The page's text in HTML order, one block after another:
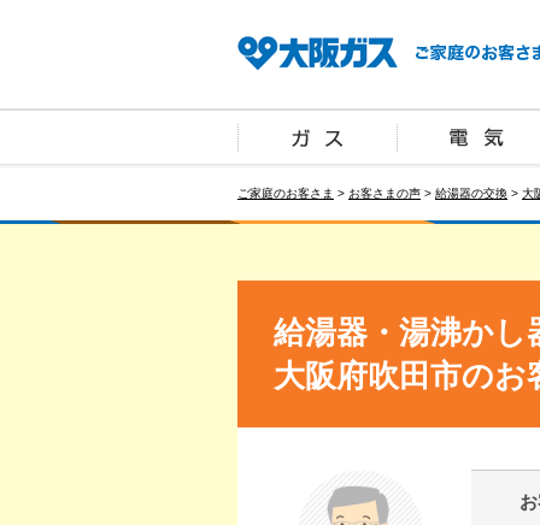
ご家庭のお客さま > お客さまの声 > 給湯器の交換 > 大
給湯器・湯沸かし
大阪府吹田市のお